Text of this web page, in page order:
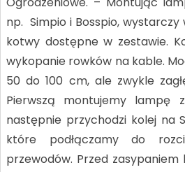
np. Simpio i Bosspio,
kotwy dostępne w zestawie.
wykopanie rowków na kable.
50 do 100 cm, ale zwykle
Pierwszą montujemy lampę
następnie przychodzi kolej na
które podłączamy do
przewodów. Przed zasypaniem